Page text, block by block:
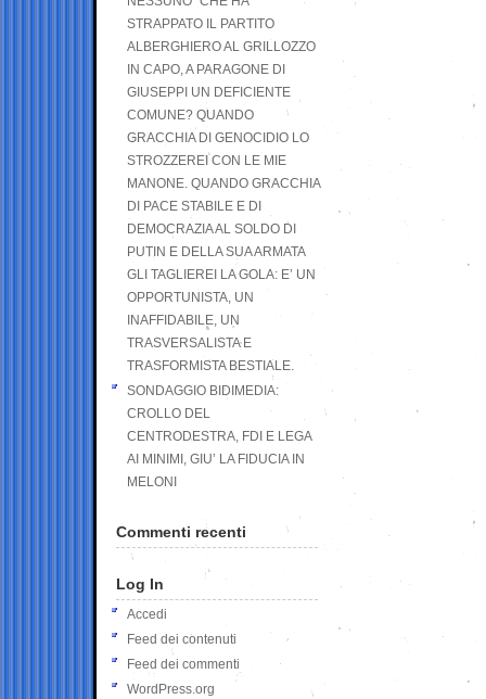
STRAPPATO IL PARTITO
ALBERGHIERO AL GRILLOZZO
IN CAPO, A PARAGONE DI
GIUSEPPI UN DEFICIENTE
COMUNE? QUANDO
GRACCHIA DI GENOCIDIO LO
STROZZEREI CON LE MIE
MANONE. QUANDO GRACCHIA
DI PACE STABILE E DI
DEMOCRAZIA AL SOLDO DI
PUTIN E DELLA SUA ARMATA
GLI TAGLIEREI LA GOLA: E’ UN
OPPORTUNISTA, UN
INAFFIDABILE, UN
TRASVERSALISTA E
TRASFORMISTA BESTIALE.
SONDAGGIO BIDIMEDIA:
CROLLO DEL
CENTRODESTRA, FDI E LEGA
AI MINIMI, GIU’ LA FIDUCIA IN
MELONI
Commenti recenti
Log In
Accedi
Feed dei contenuti
Feed dei commenti
WordPress.org